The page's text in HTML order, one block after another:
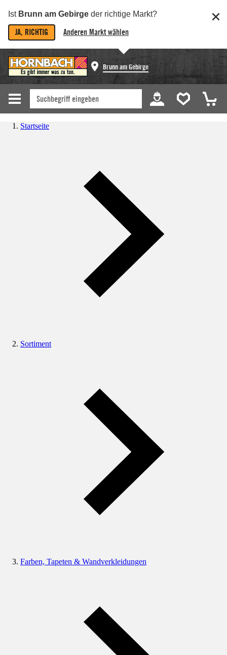
Ist Brunn am Gebirge der richtige Markt?
JA, RICHTIG Anderen Markt wählen
Brunn am Gebirge
Startseite
Sortiment
Farben, Tapeten & Wandverkleidungen